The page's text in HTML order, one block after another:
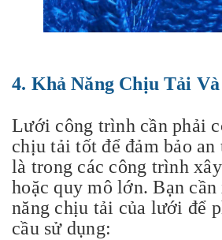
4. Khả Năng Chịu Tải
Lưới công trình cần phải
chịu tải tốt để đảm bảo an
là trong các công trình
hoặc quy mô lớn. Bạn cần
năng chịu tải của lưới để
cầu sử dụng: